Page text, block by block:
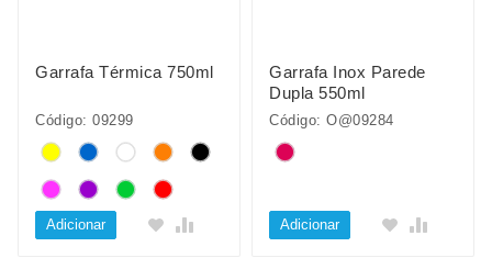
Garrafa Térmica 750ml
Código: 09299
Adicionar
Garrafa Inox Parede
Dupla 550ml
Código: O@09284
Adicionar